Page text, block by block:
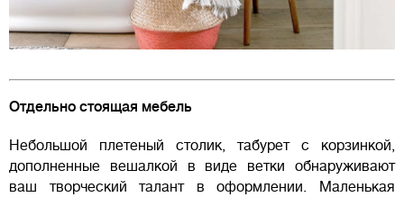
Отдельно стоящая мебель
Небольшой плетеный столик, табурет с корзинкой,
дополненные вешалкой в виде ветки обнаруживают
ваш творческий талант в оформлении. Маленькая